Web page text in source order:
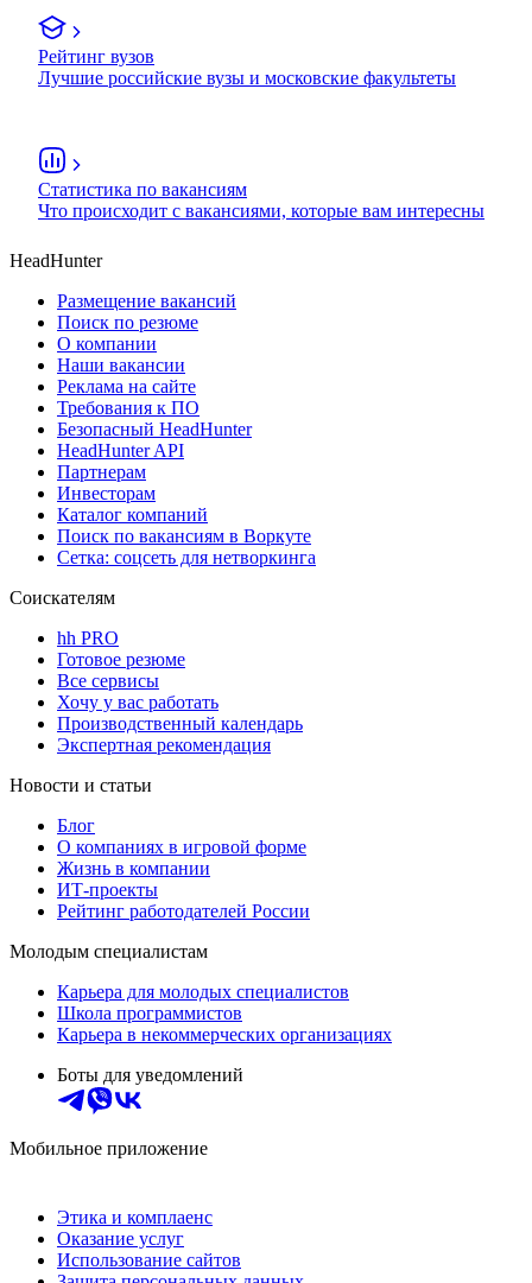
Рейтинг вузов
Лучшие российские вузы и московские факультеты
Статистика по вакансиям
Что происходит с вакансиями, которые вам интересны
HeadHunter
Размещение вакансий
Поиск по резюме
О компании
Наши вакансии
Реклама на сайте
Требования к ПО
Безопасный HeadHunter
HeadHunter API
Партнерам
Инвесторам
Каталог компаний
Поиск по вакансиям в Воркуте
Сетка: соцсеть для нетворкинга
Соискателям
hh PRO
Готовое резюме
Все сервисы
Хочу у вас работать
Производственный календарь
Экспертная рекомендация
Новости и статьи
Блог
О компаниях в игровой форме
Жизнь в компании
ИТ-проекты
Рейтинг работодателей России
Молодым специалистам
Карьера для молодых специалистов
Школа программистов
Карьера в некоммерческих организациях
Боты для уведомлений
Мобильное приложение
Этика и комплаенс
Оказание услуг
Использование сайтов